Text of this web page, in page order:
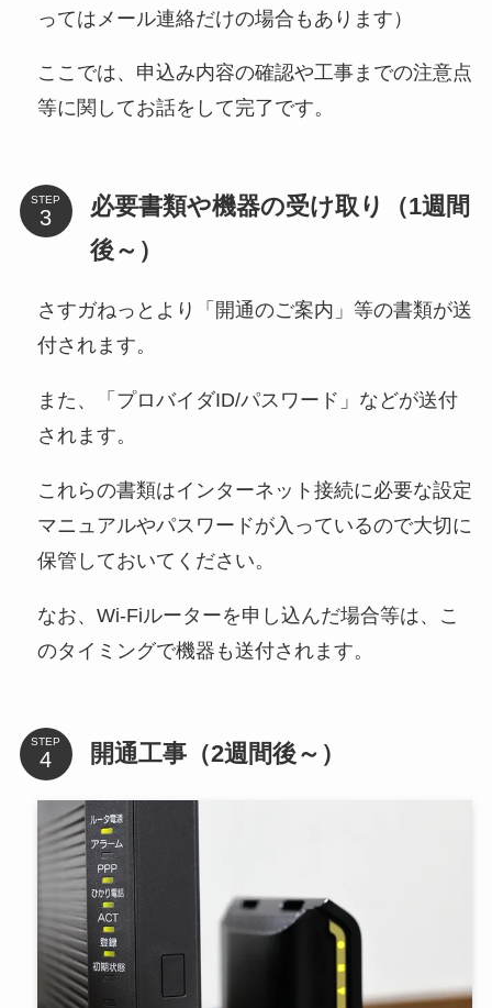
ってはメール連絡だけの場合もあります）
ここでは、申込み内容の確認や工事までの注意点
等に関してお話をして完了です。
STEP
必要書類や機器の受け取り（1週間
後～）
さすガねっとより「開通のご案内」等の書類が送
付されます。
また、「プロバイダID/パスワード」などが送付
されます。
これらの書類はインターネット接続に必要な設定
マニュアルやパスワードが入っているので大切に
保管しておいてください。
なお、Wi-Fiルーターを申し込んだ場合等は、こ
のタイミングで機器も送付されます。
STEP 開通工事（2週間後～）